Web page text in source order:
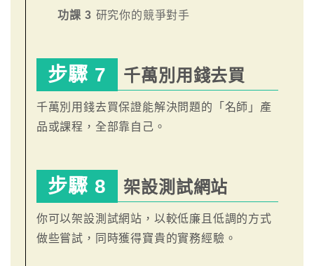
功課 3 研究你的競爭對手
步驟 7 千萬別用錢去買
千萬別用錢去買保證能解決問題的「名師」產
品或課程，全部靠自己。
步驟 8 架設測試網站
你可以架設測試網站，以較低廉且低調的方式
做些嘗試，同時獲得寶貴的實務經驗。